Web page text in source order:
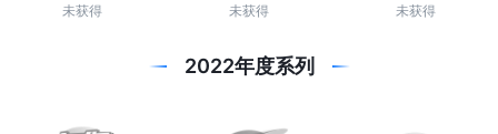
未获得 未获得 未获得
2022年度系列